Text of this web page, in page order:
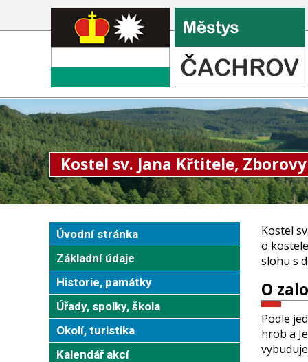
Kostel sv. Jana Křtitele, Zborovy
Úvodní stránka
Základní údaje
Historie, památky
Úřady, spolky, škola
Okolí, turistika
Kalendář akcí
Kostel
o
slohu s
O
Podle
hrob a